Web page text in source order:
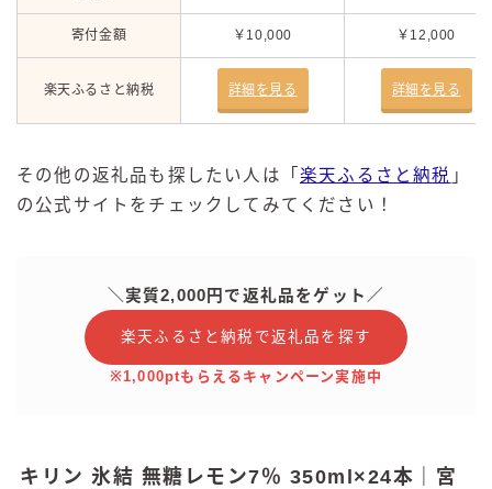
寄付金額 ￥10,000 ￥12,000
楽天ふるさと納税 詳細を見る 詳細を見る
その他の返礼品も探したい人は「 楽天ふるさと納税 」
の公式サイトをチェックしてみてください！
＼実質2,000円で返礼品をゲット／
楽天ふるさと納税で返礼品を探す
※1,000ptもらえるキャンペーン実施中
キリン 氷結 無糖レモン7％ 350ml×24本｜宮